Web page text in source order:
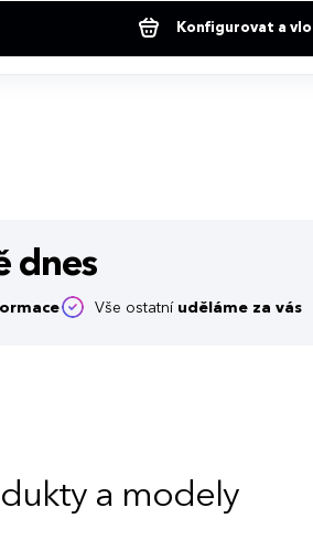
Konfigurovat a
dnes
Vše ostatní uděláme za vás
a modely